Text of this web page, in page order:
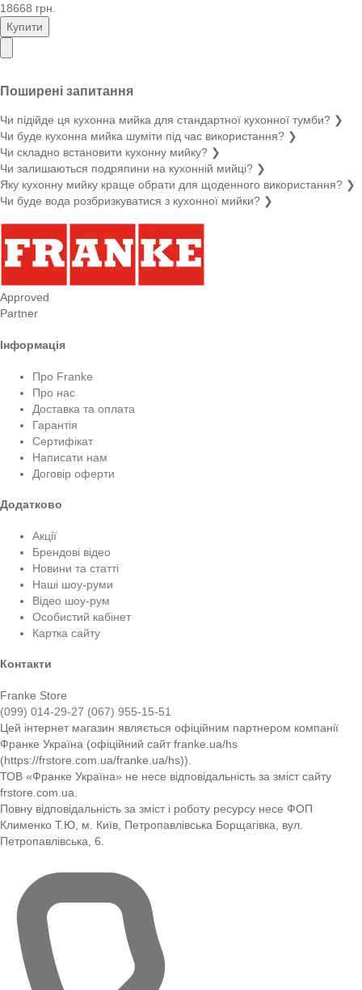
18668 грн.
Купити
Поширені запитання
Чи підійде ця кухонна мийка для стандартної кухонної тумби? ❯
Чи буде кухонна мийка шуміти під час використання? ❯
Чи складно встановити кухонну мийку? ❯
Чи залишаються подряпини на кухонній мийці? ❯
Яку кухонну мийку краще обрати для щоденного використання? ❯
Чи буде вода розбризкуватися з кухонної мийки? ❯
Approved
Partner
Інформація
Про Franke
Про нас
Доставка та оплата
Гарантія
Сертифікат
Написати нам
Договір оферти
Додатково
Акції
Брендові відео
Новини та статті
Наші шоу-руми
Відео шоу-рум
Особистий кабінет
Картка сайту
Контакти
Franke Store
(099) 014-29-27 (067) 955-15-51
Цей інтернет магазин являється офіційним партнером компанії
Франке Україна (офіційний сайт franke.ua/hs
(https://frstore.com.ua/franke.ua/hs)).
ТОВ «Франке Україна» не несе відповідальність за зміст сайту
frstore.com.ua.
Повну відповідальність за зміст і роботу ресурсу несе ФОП
Клименко Т.Ю, м. Київ, Петропавлівська Борщагівка, вул.
Петропавлівська, 6.